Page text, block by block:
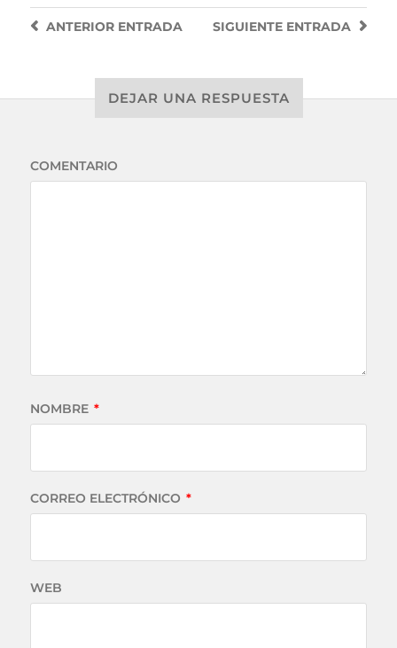
SIGUIENTE ENTRADA
ANTERIORENTRADA
DEJAR UNA RESPUESTA
COMENTARIO
NOMBRE *
CORREO ELECTRÓNICO *
WEB